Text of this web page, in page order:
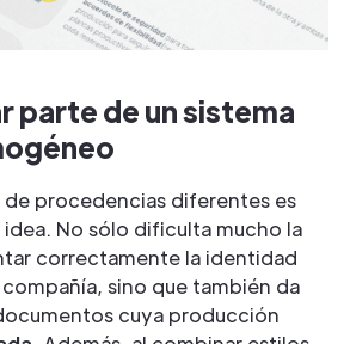
parte de un sistema
procedencias diferentes es
idea. No sólo dificulta mucho la
correctamente la identidad
sino que también da
cuya producción